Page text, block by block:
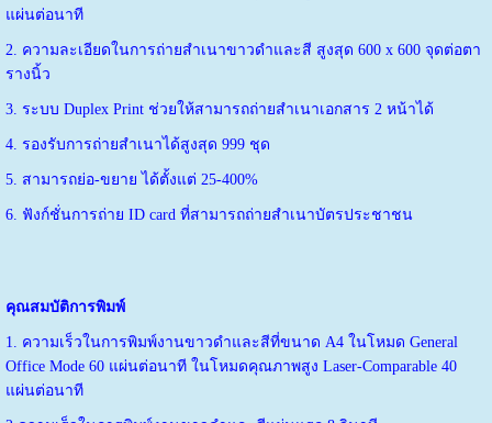
แผ่นต่อนาที
2. ความละเอียดในการถ่ายสำเนาขาวดำและสี สูงสุด 600 x 600 จุดต่อตา
รางนิ้ว
3. ระบบ Duplex Print ช่วยให้สามารถถ่ายสำเนาเอกสาร 2 หน้าได้
4. รองรับการถ่ายสำเนาได้สูงสุด 999 ชุด
5. สามารถย่อ-ขยาย ได้ตั้งแต่ 25-400%
6. ฟังก์ชั่นการถ่าย ID card ที่สามารถถ่ายสำเนาบัตรประชาชน
คุณสมบัติการพิมพ์
1. ความเร็วในการพิมพ์งานขาวดำและสีที่ขนาด A4 ในโหมด General
Office Mode 60 แผ่นต่อนาที ในโหมดคุณภาพสูง Laser-Comparable 40
แผ่นต่อนาที